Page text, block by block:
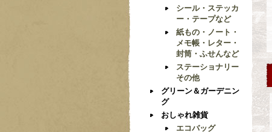
シール・ステッカ
ー・テープなど
紙もの・ノート・
メモ帳・レター・
封筒・ふせんなど
ステーショナリー
その他
グリーン＆ガーデニン
グ
おしゃれ雑貨
エコバッグ